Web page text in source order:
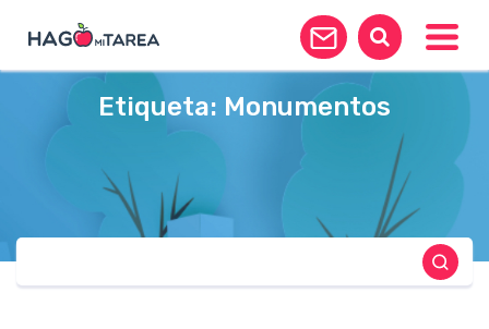
Etiqueta: Monumentos